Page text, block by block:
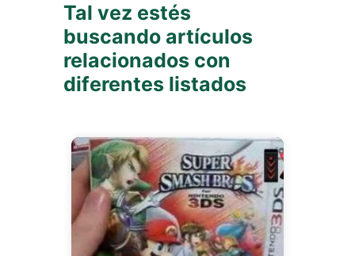
Tal vez estés
buscando artículos
relacionados con
diferentes listados